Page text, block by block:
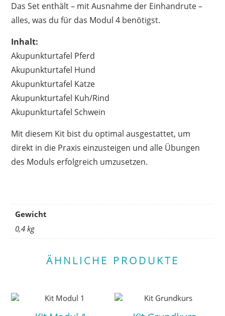
Das Set enthält – mit Ausnahme der Einhandrute –
alles, was du für das Modul 4 benötigst.
Inhalt:
Akupunkturtafel Pferd
Akupunkturtafel Hund
Akupunkturtafel Katze
Akupunkturtafel Kuh/Rind
Akupunkturtafel Schwein
Mit diesem Kit bist du optimal ausgestattet, um
direkt in die Praxis einzusteigen und alle Übungen
des Moduls erfolgreich umzusetzen.
Gewicht
0,4 kg
ÄHNLICHE PRODUKTE